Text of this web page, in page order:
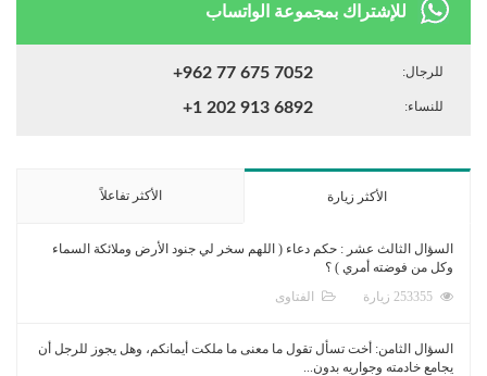
للإشتراك بمجموعة الواتساب
للرجال: +962 77 675 7052
للنساء: +1 202 913 6892
الأكثر زيارة الأكثر تفاعلاً
السؤال الثالث عشر : حكم دعاء ( اللهم سخر لي جنود الأرض وملائكة السماء
وكل من فوضته أمري ) ؟
الفتاوى
السؤال الثامن: أخت تسأل تقول ما معنى ما ملكت أيمانكم، وهل يجوز للرجل أن
يجامع خادمته وجواريه بدون...